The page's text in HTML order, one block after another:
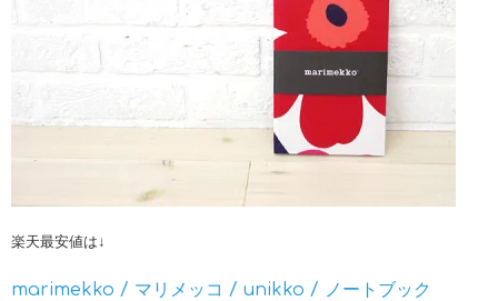
楽天最安値は↓
marimekko / マリメッコ / unikko / ノートブック